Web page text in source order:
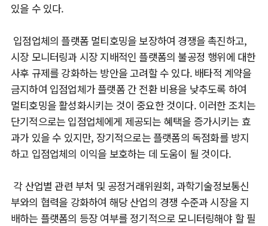
있을 수 있다.
입점업체의 플랫폼 멀티호밍을 보장하여 경쟁을 촉진하고,
시장 모니터링과 시장 지배적인 플랫폼의 불공정 행위에 대한
사후 규제를 강화하는 방안을 고려할 수 있다. 배타적 계약을
금지하여 입점업체가 플랫폼 간 전환 비용을 낮추도록 하여
멀티호밍을 활성화시키는 것이 중요한 것이다. 이러한 조치는
단기적으로는 입점업체에게 제공되는 혜택을 증가시키는 효
과가 있을 수 있지만, 장기적으로는 플랫폼의 독점화를 방지
하고 입점업체의 이익을 보호하는 데 도움이 될 것이다.
각 산업별 관련 부처 및 공정거래위원회, 과학기술정보통신
부와의 협력을 강화하여 해당 산업의 경쟁 수준과 시장을 지
배하는 플랫폼의 등장 여부를 정기적으로 모니터링해야 할 필